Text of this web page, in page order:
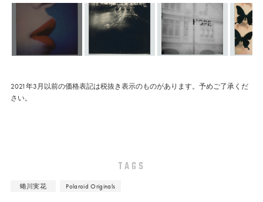
2021年3月以前の価格表記は税抜き表示のものがあります。予めご了承くだ
さい。
TAGS
蜷川実花 Polaroid Originals